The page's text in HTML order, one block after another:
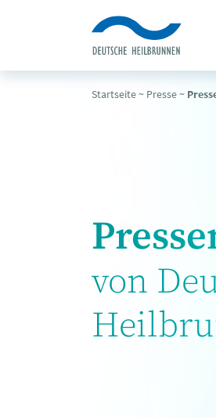
Startseite~ Presse~
von